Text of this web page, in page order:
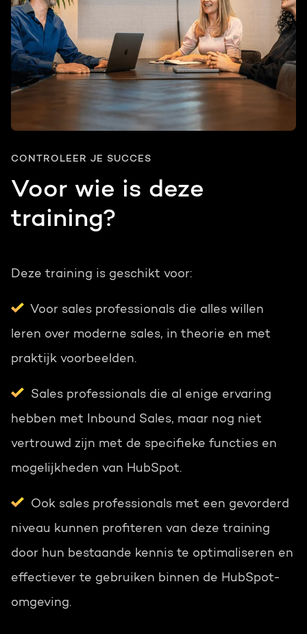
CONTROLEER JE SUCCES
Voor wie is deze
training?
Deze training is geschikt voor:
Voor sales professionals die alles willen
leren over moderne sales, in theorie en met
praktijk voorbeelden.
Sales professionals die al enige ervaring
hebben met Inbound Sales, maar nog niet
vertrouwd zijn met de specifieke functies en
mogelijkheden van HubSpot.
Ook sales professionals met een gevorderd
niveau kunnen profiteren van deze training
door hun bestaande kennis te optimaliseren en
effectiever te gebruiken binnen de HubSpot-
omgeving.